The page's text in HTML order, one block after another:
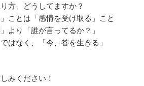
方、どうしてますか？
ことは「感情を受け取る」こと
より「誰が言ってるか？」
はなく、「今、答を生きる」
みください！